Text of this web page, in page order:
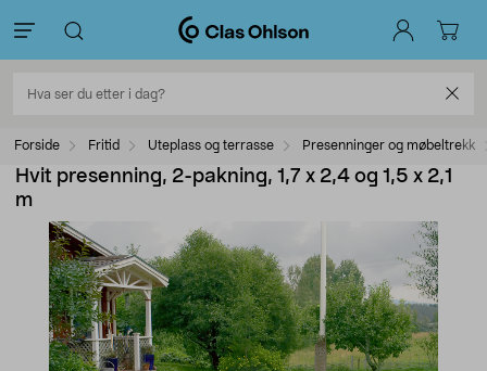
Forside Fritid Uteplass og terrasse Presenninger og møbeltrekk
Hvit presenning, 2-pakning, 1,7 x 2,4 og 1,5 x 2,1
m